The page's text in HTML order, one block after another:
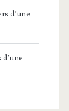
d’une